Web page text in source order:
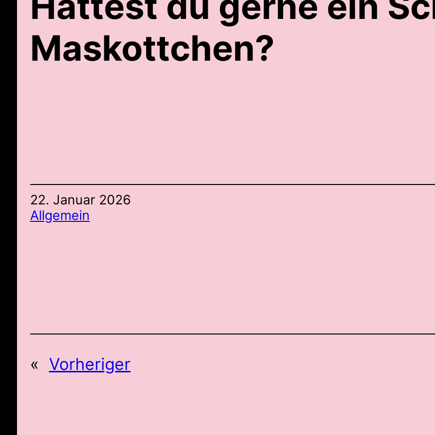
Maskottchen?
22. Januar 2026
Allgemein
« Vorheriger